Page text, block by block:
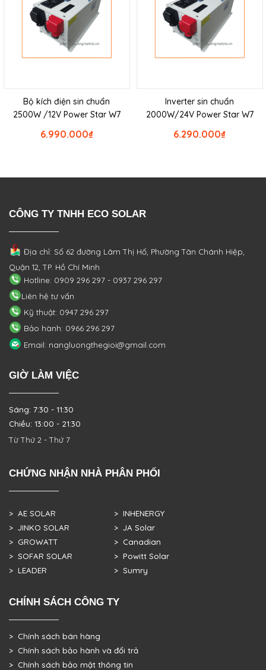
Bộ kích điện sin chuẩn
2500W /12V Power Star W7
₫
6.990.000
Inverter sin chuẩn
2000W/24V Power Star W7
₫
6.290.000
CÔNG TY TNHH ECO SOLAR
Địa chỉ: Số 62 đường Lâm Thị Hố, PhườngTân Chánh Hiệp,
Quận 12, TP. Hồ Chí Minh
Hotline: 0909 296 297 - 0937 296 297
Liên hệ tư vấn
Kỹ thuật: 0947 296 297
Bảo hành: 0966 296 297
Email: nangluongthegioi@gmail.com
GIỜ LÀM VIỆC
Sáng: 7:30 - 11:30
Chiều: 13:00 - 21:30
Từ Thứ 2 - Thứ 7
CHỨNG NHẬN NHÀ PHÂN PHỐI
> AE SOLAR
> JINKO SOLAR
> GROWATT
> SOFAR SOLAR
> LEADER
> INHENERGY
> JA Solar
> Canadian
> Powitt Solar
> Sumry
CHÍNH SÁCH CÔNG TY
> Chính sách bán hàng
> Chính sách bảo hành và đổi trả
> Chính sách bảo mật thông tin